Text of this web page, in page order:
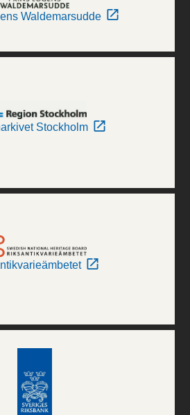
Waldemarsudde
Stockholm